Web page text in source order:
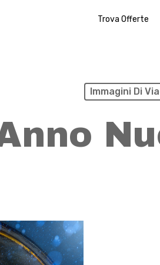
Trova Offerte
Immagini Di